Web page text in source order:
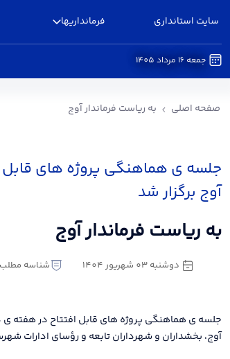
سایت استانداری فرمانداریها
جمعه 16 مرداد 1405
صفحه اصلی به ریاست فرماندار آوج
جلسه ی هماهنگی پروژه های
آوج برگزار شد
به ریاست فرماندار آوج
دوشنبه 03 شهریور 1404 شناسه مطلب:
جلسه ی هماهنگی پروژه های قابل افتتاح در هفته
آوج، بخشداران و شهرداران تابعه و رؤسای ادارات